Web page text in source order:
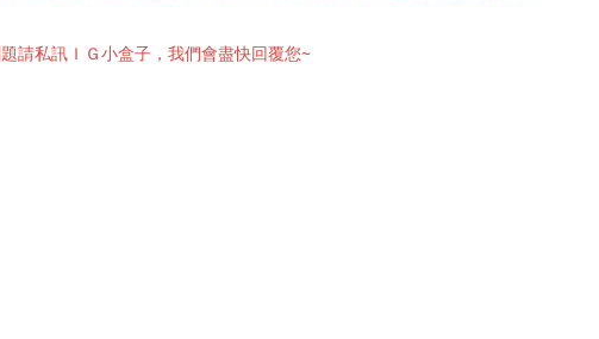
請私訊ＩＧ小盒子，我們會盡快回覆您~